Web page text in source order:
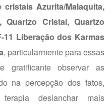
cristais Azurita/Malaquita,
Quartzo Cristal, Quartzo
11 Liberação dos Karmas
, particularmente para essas
gratificante observar as
na percepção dos fatos,
deslanchar mais